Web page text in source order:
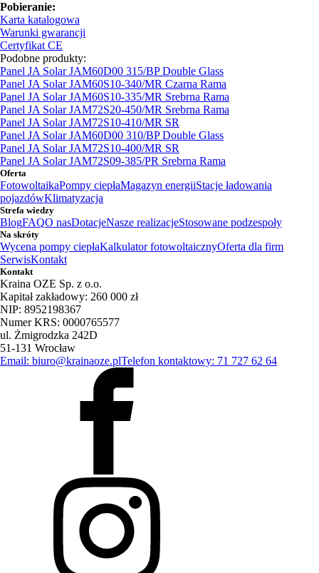
Pobieranie:
Karta katalogowa
Warunki gwarancji
Certyfikat CE
Podobne produkty:
Panel JA Solar JAM60D00 315/BP Double Glass
Panel JA Solar JAM60S10-340/MR Czarna Rama
Panel JA Solar JAM60S10-335/MR Srebrna Rama
Panel JA Solar JAM72S20-450/MR Srebrna Rama
Panel JA Solar JAM72S10-410/MR SR
Panel JA Solar JAM60D00 310/BP Double Glass
Panel JA Solar JAM72S10-400/MR SR
Panel JA Solar JAM72S09-385/PR Srebrna Rama
Oferta
FotowoltaikaPompy ciepłaMagazyn energiiStacje ładowania
pojazdówKlimatyzacja
Strefa wiedzy
BlogFAQO nasDotacjeNasze realizacjeStosowane podzespoły
Na skróty
Wycena pompy ciepłaKalkulator fotowoltaicznyOferta dla firm
SerwisKontakt
Kontakt
Kraina OZE Sp. z o.o.
Kapitał zakładowy: 260 000 zł
NIP: 8952198367
Numer KRS: 0000765577
ul. Żmigrodzka 242D
51-131 Wrocław
Email: biuro@krainaoze.plTelefon kontaktowy: 71 727 62 64